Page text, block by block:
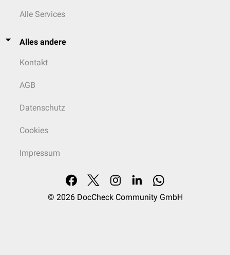
Alle Services
Alles andere
Kontakt
AGB
Datenschutz
Cookies
Impressum
© 2026 DocCheck Community GmbH